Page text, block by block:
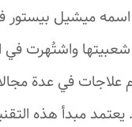
واشتُهرت في
علاجات في عدة
مبدأ هذه